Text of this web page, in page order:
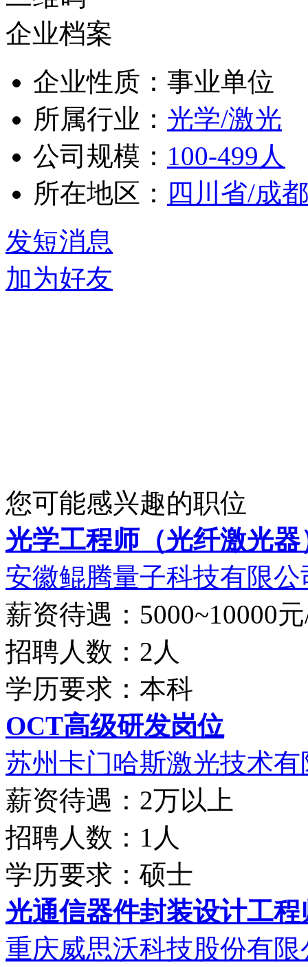
企业档案
企业性质：事业单位
所属行业： 光学/激光
公司规模： 100-499人
所在地区： 四川省/成
发短消息
加为好友
您可能感兴趣的职位
光学工程师（光纤激光器
安徽鲲腾量子科技有限公
薪资待遇：5000~10000
招聘人数：2人
学历要求：本科
OCT高级研发岗位
苏州卡门哈斯激光技术有
薪资待遇：2万以上
招聘人数：1人
学历要求：硕士
光通信器件封装设计工程
重庆威思沃科技股份有限